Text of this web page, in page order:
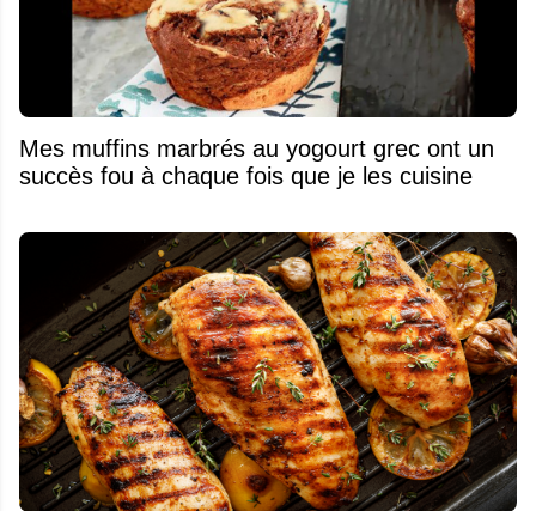
Mes muffins marbrés au yogourt grec ont un
succès fou à chaque fois que je les cuisine